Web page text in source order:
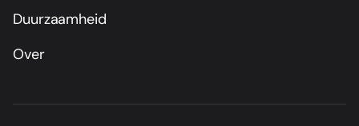
Duurzaamheid
Over